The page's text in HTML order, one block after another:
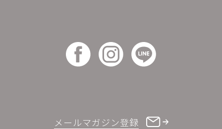
メールマガジン登録